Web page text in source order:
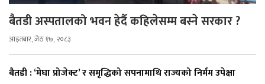
बैतडी अस्पतालको भवन हेर्दै कहिलेसम्म बस्ने सरकार ?
आइतबार, जेठ १७, २०८३
बैतडी : ‘मेघा प्रोजेक्ट’ र समृद्धिको सपनामाथि राज्यको निर्मम उपेक्षा